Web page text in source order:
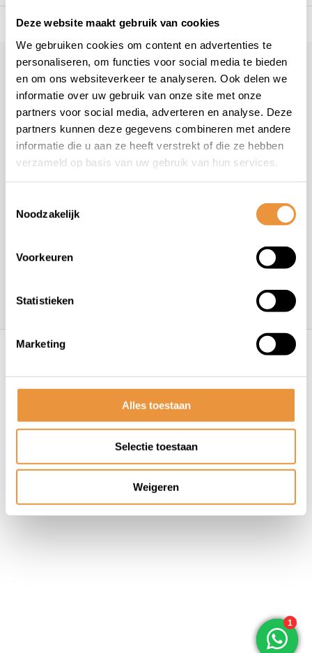
Deze website maakt gebruik van cookies
We gebruiken cookies om content en advertenties te
personaliseren, om functies voor social media te bieden
en om ons websiteverkeer te analyseren. Ook delen we
informatie over uw gebruik van onze site met onze
partners voor social media, adverteren en analyse. Deze
partners kunnen deze gegevens combineren met andere
informatie die u aan ze heeft verstrekt of die ze hebben
verzameld op basis van uw gebruik van hun services.
Noodzakelijk
Voorkeuren
Statistieken
Marketing
Alles toestaan
Selectie toestaan
Weigeren
voor uw tweewieler Snelle levering
Klantenservice
Veelgestelde vragen
+31 78 780 2330
info@artsloten.nl
Contactgegevens
Algemene voorwaarden Disclaimer
Privacy
Policy
Sitemap